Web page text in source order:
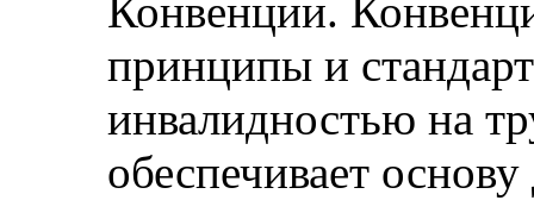
Конвенции.
принципы и
инвалидностью на
обеспечивает